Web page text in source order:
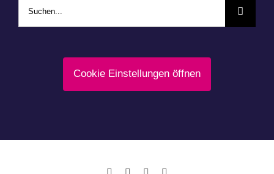
Suche
nach:
Cookie Einstellungen öffnen
FacebookLinkedInInstagram